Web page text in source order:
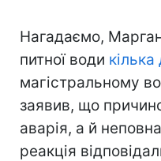
Нагадаємо,
питної води кілька
магістральному
заявив, що
аварія, а й
реакція